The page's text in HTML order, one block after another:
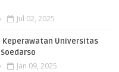
Jul 02, 2025
Keperawatan Universitas
Jan 09, 2025